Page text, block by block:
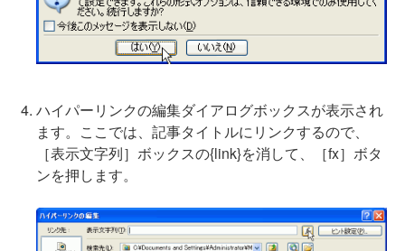
ハイパーリンクの編集ダイアログボックスが表示され
ます。ここでは、記事タイトルにリンクするので、
［表示文字列］ボックスの{link}を消して、［fx］ボタ
ンを押します。